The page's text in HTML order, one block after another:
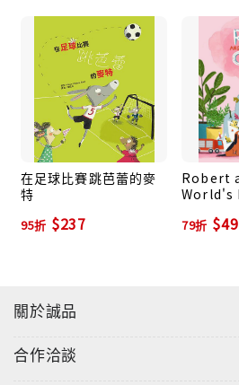
姿態。色彩反差大，刺激孩子視
孩子吸引力。 2.故事評介：假期
出國了，而托比則自己一個人待
他決定要到街上尋找好玩的事，
讓托比好失望。在因緣際會下，
了對話，托比聽到了老人們精彩
不再無聊了！ 3.總評：當孩子們
人們所理解的「無聊」去解釋，
聊」裡可能代表著一個人的無所
單寂寞。本書的作者便安排了無
讓托比不再有無聊的感受了。這
這當中蘊涵著努力、奮鬥、夢想
在足球比賽跳芭蕾的麥
特
95折 $237
Robert
World's
79折
關於誠品
合作洽談